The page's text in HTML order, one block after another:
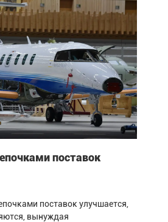
поставок
поставок улучшается,
вынуждая